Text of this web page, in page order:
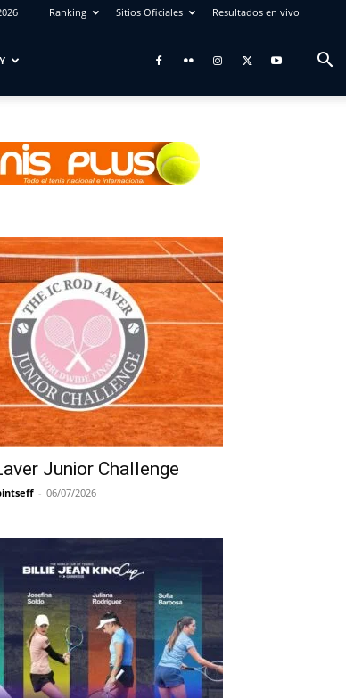
Ranking Sitios Oficiales Resultados en vivo
Junior Challenge
- 06/07/2026